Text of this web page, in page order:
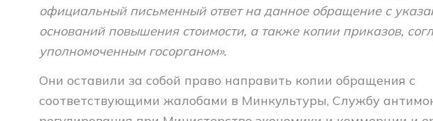
официальный письменный ответ на данное обращение с
оснований повышения стоимости, а также копии приказов,
уполномоченным госорганом».
Они оставили за собой право направить копии обращения с
соответствующими жалобами в Минкультуры, Службу